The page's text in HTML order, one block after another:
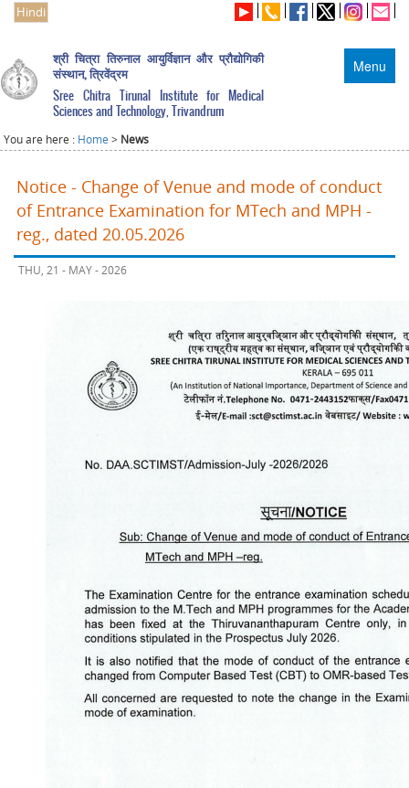
Hindi
Menu
श्री चित्रा तिरुनाल आयुर्विज्ञान और प्रौद्योगिकी
संस्थान, त्रिवेंद्रम
Sree Chitra Tirunal Institute for Medical
Sciences and Technology, Trivandrum
You are here : Home > News
Notice - Change of Venue and mode of conduct
of Entrance Examination for MTech and MPH -
reg., dated 20.05.2026
THU, 21 - MAY - 2026